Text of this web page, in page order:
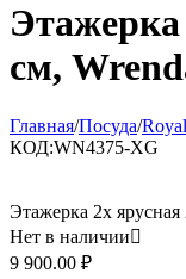
Этажерка
см,
Главная/Посуда/
КОД:WN4375-XG
Этажерка 2х
Нет в наличии
9 900.00 ₽